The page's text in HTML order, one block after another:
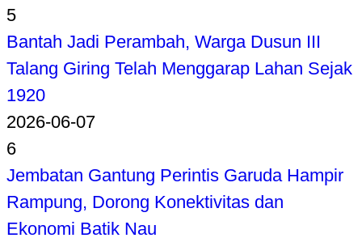
5
Bantah Jadi Perambah, Warga Dusun III
Talang Giring Telah Menggarap Lahan Sejak
1920
2026-06-07
6
Jembatan Gantung Perintis Garuda Hampir
Rampung, Dorong Konektivitas dan
Ekonomi Batik Nau